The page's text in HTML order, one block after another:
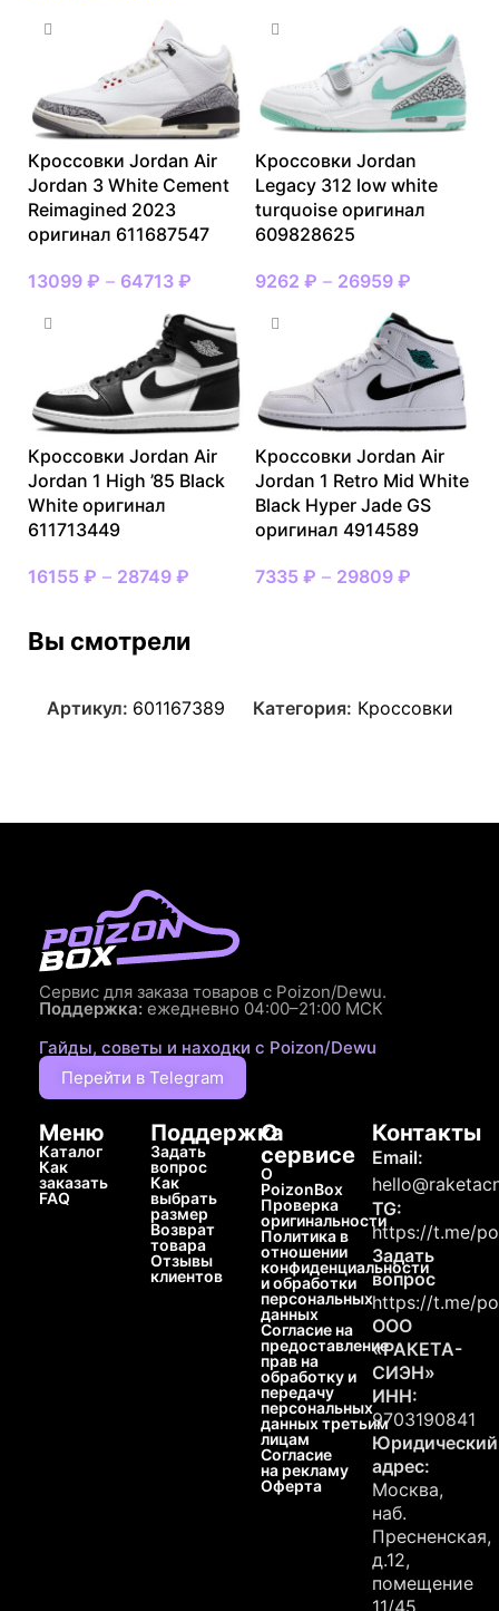
Кроссовки Jordan Air
Jordan 3 White Cement
Reimagined 2023
оригинал 611687547
13099 ₽ – 64713 ₽
Кроссовки Jordan
Legacy 312 low white
turquoise оригинал
609828625
9262 ₽ – 26959 ₽
Кроссовки Jordan Air
Jordan 1 High ’85 Black
White оригинал
611713449
16155 ₽ – 28749 ₽
Кроссовки Jordan Air
Jordan 1 Retro Mid White
Black Hyper Jade GS
оригинал 4914589
7335 ₽ – 29809 ₽
Вы смотрели
Артикул: 601167389 Категория: Кроссовки
Сервис для заказа товаров с Poizon/Dewu.
Поддержка: ежедневно 04:00–21:00 МСК
Гайды, советы и находки с Poizon/Dewu
Перейти в Telegram
Меню
Каталог
Как
заказать
FAQ
Поддержка
Задать
вопрос
Как
выбрать
размер
Возврат
товара
Отзывы
клиентов
О
сервисе
О
PoizonBox
Проверка
оригинальности
Политика в
отношении
конфиденциальности
и обработки
персональных
данных
Согласие на
предоставление
прав на
обработку и
передачу
персональных
данных третьим
лицам
Согласие
на рекламу
Оферта
Контакты
Email:
TG:
https://t.me/
Задать
вопрос
https://t.me/
ООО
«РАКЕТА-
СИЭН»
ИНН:
9703190841
Юридический
адрес:
Москва,
наб.
Пресненская,
д.12,
помещение
11/45